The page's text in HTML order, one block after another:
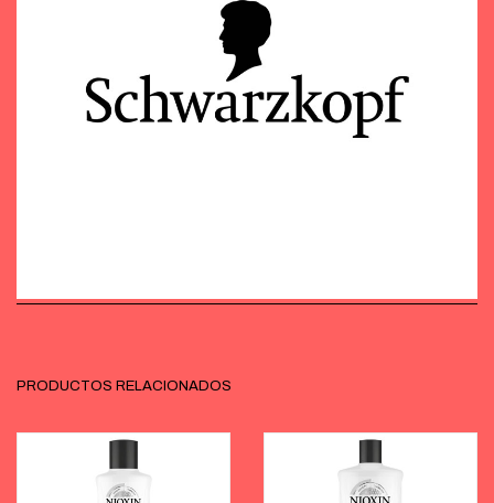
PRODUCTOS RELACIONADOS